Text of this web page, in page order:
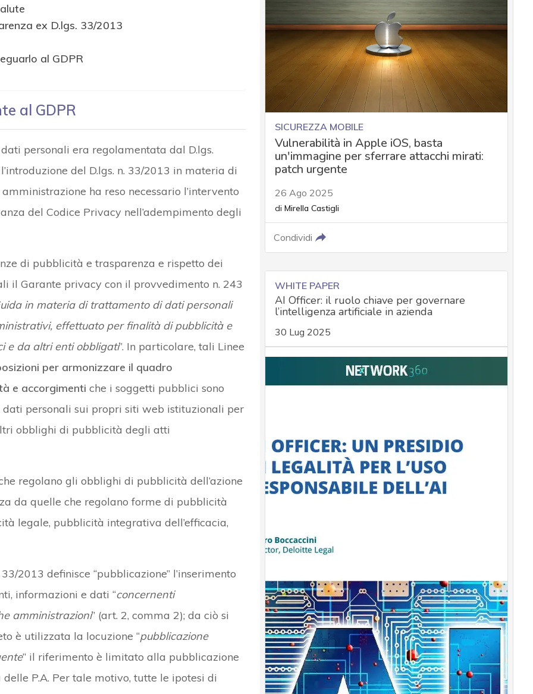
ex D.lgs. 33/2013
al GDPR
al GDPR
personali era regolamentata dal D.lgs.
del D.lgs. n. 33/2013 in materia di
ha reso necessario l’intervento
del Codice Privacy nell’adempimento degli
di pubblicità e trasparenza e rispetto dei
il Garante privacy con il provvedimento n. 243
in materia di trattamento di dati personali
effettuato per finalità di pubblicità e
e da altri enti obbligati”. In particolare, tali Linee
per armonizzare il quadro
e accorgimenti che i soggetti pubblici sono
personali sui propri siti web istituzionali per
obblighi di pubblicità degli atti
regolano gli obblighi di pubblicità dell’azione
da quelle che regolano forme di pubblicità
legale, pubblicità integrativa dell’efficacia,
2013 definisce “pubblicazione” l’inserimento
informazioni e dati “concernenti
amministrazioni” (art. 2, comma 2); da ciò si
è utilizzata la locuzione “pubblicazione
” il riferimento è limitato alla pubblicazione
delle P.A. Per tale motivo, tutte le ipotesi di
SICUREZZA MOBILE
Vulnerabilità in Apple iOS, basta
un'immagine per sferrare attacchi mirati:
patch urgente
26 Ago 2025
di Mirella Castigli
Condividi
WHITE PAPER
AI Officer: il ruolo chiave per governare
l’intelligenza artificiale in azienda
30 Lug 2025